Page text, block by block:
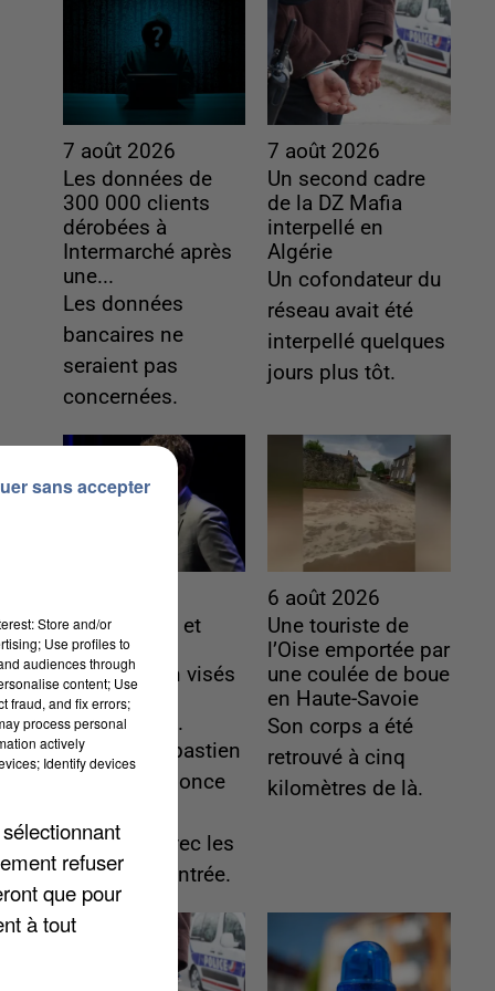
7 août 2026
Les données de
300 000 clients
dérobées à
Intermarché après
une...
Les données
bancaires ne
seraient pas
concernées.
7 août 2026
Un second cadre
de la DZ Mafia
interpellé en
Algérie
Un cofondateur du
réseau avait été
interpellé quelques
jours plus tôt.
Gabriel Attal et
Raphaël
Glucksmann visés
par des
ingérences...
Sollicité, Sébastien
Lecornu annonce
commun" avec les
partis à la rentrée.
6 août 2026
Une touriste de
l’Oise emportée par
une coulée de boue
en Haute-Savoie
Son corps a été
retrouvé à cinq
kilomètres de là.
Store and/or
Use profiles to
audiences through
content; Use
fraud, and fix errors;
process personal
actively
Identify devices
refuser
que pour
à tout
sans accepter